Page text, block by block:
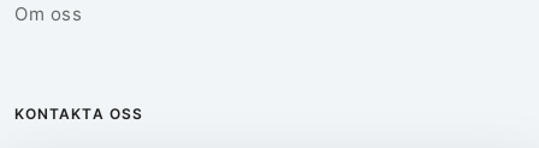
Om oss
KONTAKTA OSS